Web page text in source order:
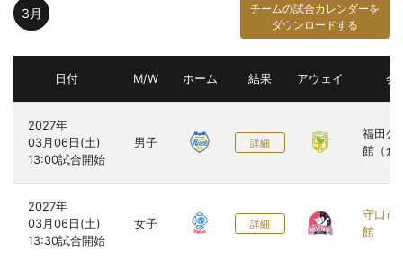
3月
チームの試合カレンダーを
ダウンロードする
日付 M/W ホーム 結果 アウェイ 会
2027年
03月06日(土)
男子 詳細
福田公
館（倉
2027年
03月06日(土)
女子 詳細
守口市
館